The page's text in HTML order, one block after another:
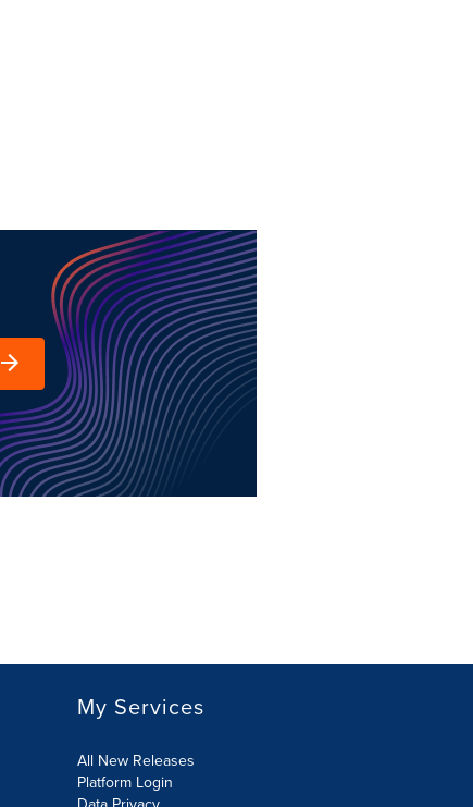
My Services
All New Releases
Platform Login